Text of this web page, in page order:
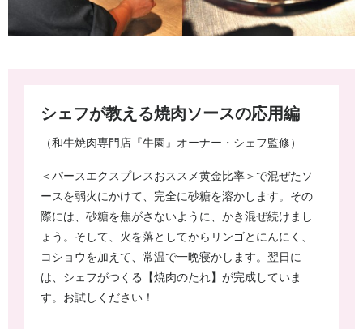
シェフが教える焼肉ソースの応用編
（和牛焼肉専門店『牛園』オーナー・シェフ監修）
＜パースエクスプレスおススメ黄金比率＞で混ぜたソ
ースを弱火にかけて、完全に砂糖を溶かします。その
際には、砂糖を焦がさないように、かき混ぜ続けまし
ょう。そして、火を落としてからリンゴとにんにく、
コショウを加えて、常温で一晩寝かします。翌日に
は、シェフがつくる【焼肉のたれ】が完成していま
す。お試しください！